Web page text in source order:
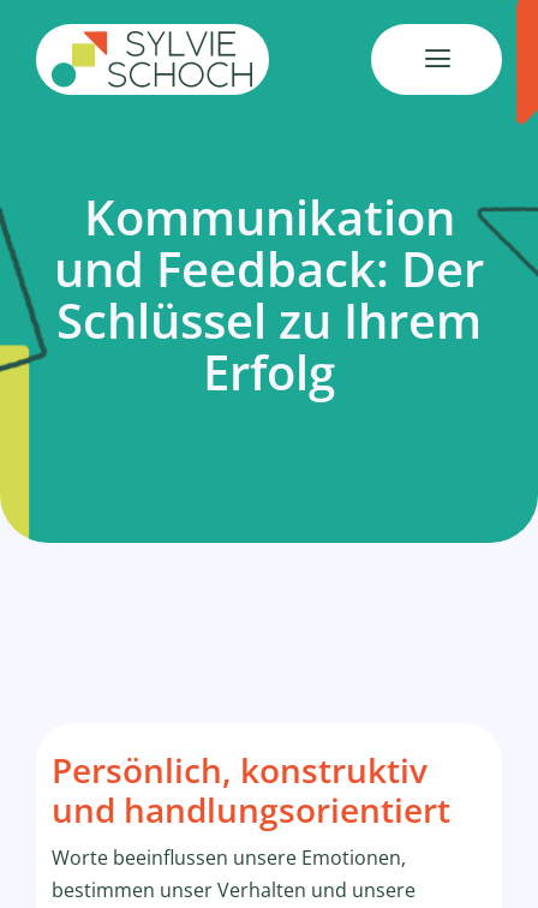
content
Kommunikation
und Feedback: Der
Schlüssel zu Ihrem
Erfolg
Persönlich, konstruktiv
und handlungsorientiert
Worte beeinflussen unsere Emotionen,
bestimmen unser Verhalten und unsere